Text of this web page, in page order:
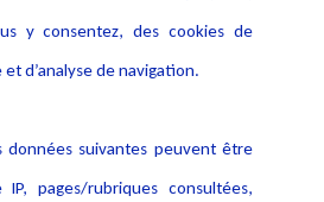
Publications
y consentez, des cookies de
d’analyse de navigation.
données suivantes peuvent être
pages/rubriques consultées,